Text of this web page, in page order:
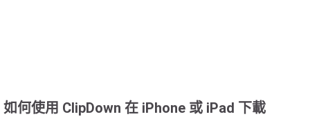
如何使用 ClipDown 在 iPhone 或 iPad 下載